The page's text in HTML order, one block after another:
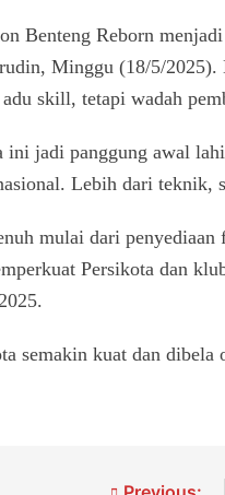
Benteng Reborn
Minggu (18/5/
skill, tetapi wadah
jadi panggung awal
Lebih dari teknik,
mulai dari
Persikota dan
semakin kuat dan